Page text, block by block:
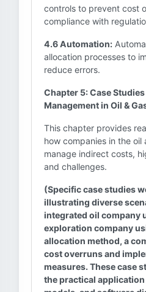
controls to prevent cost
compliance with
4.6 Automation:
allocation processes to
reduce errors.
Chapter 5: Case
Management in Oil &
This chapter provides
how companies in the
manage indirect costs,
and challenges.
(Specific case studies
illustrating diverse
integrated oil company
exploration company
allocation method, a
cost overruns and
measures. These case
the practical